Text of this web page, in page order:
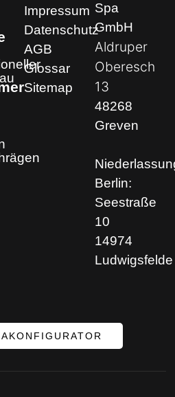
Impressum
Datenschutz
AGB
Glossar
Sitemap
Spa
GmbH
Aldruper
Oberesch
13
48268
Greven
Berlin:
Seestraße
10
14974
Ludwigsfelde